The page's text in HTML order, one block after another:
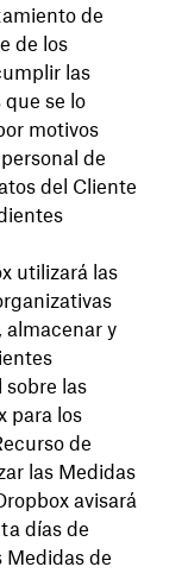
de
de los
las
se lo
motivos
de
del Cliente
utilizará las
almacenar y
las
para los
de
las Medidas
avisará
días de
Medidas de